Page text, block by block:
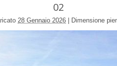
02
28 Gennaio 2026 Dimensione